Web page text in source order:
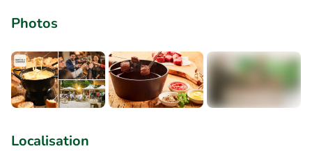
Photos
Localisation